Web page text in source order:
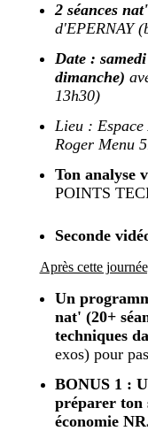
2 séances
d'EPERNAY
Date :
dimanche)
13h30)
Lieu :
Roger Menu
Ton analyse
POINTS
Seconde
Après cette
Un
nat' (20+
techniques
exos) pour
BONUS 1 :
préparer ton
économie